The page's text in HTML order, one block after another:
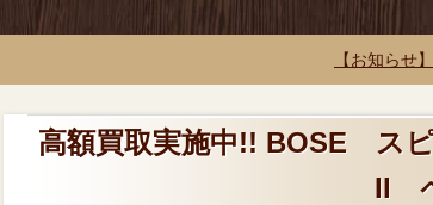
【お知らせ
高額買取実施中!! BOSE ス
II